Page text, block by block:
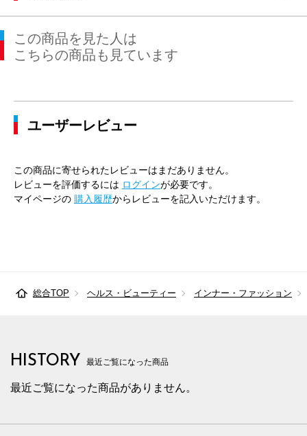
この商品を見た人は
こちらの商品も見ています
ユーザーレビュー
この商品に寄せられたレビューはまだありません。
レビューを評価するには ログインが必要です。
マイページの 購入履歴からレビューを記入いただけます。
総合TOP ヘルス・ビューティー インナー・ファッション
HISTORY 最近ご覧になった商品
最近ご覧になった商品がありません。